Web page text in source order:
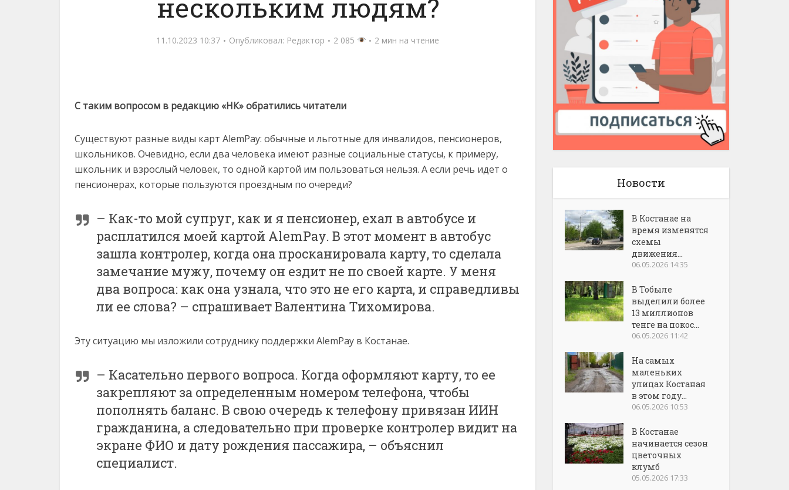
нескольким людям?
11.10.2023 10:37 Опубликовал: Редактор 2 085 2 мин на чтение
С таким вопросом в редакцию «НК» обратились читатели
Существуют разные виды карт AlemPay: обычные и льготные для инвалидов, пенсионеров,
школьников. Очевидно, если два человека имеют разные социальные статусы, к примеру,
школьник и взрослый человек, то одной картой им пользоваться нельзя. А если речь идет о
пенсионерах, которые пользуются проездным по очереди?
– Как-то мой супруг, как и я пенсионер, ехал в автобусе и
расплатился моей картой AlemPay. В этот момент в автобус
зашла контролер, когда она просканировала карту, то сделала
замечание мужу, почему он ездит не по своей карте. У меня
два вопроса: как она узнала, что это не его карта, и справедливы
ли ее слова? – спрашивает Валентина Тихомирова.
Эту ситуацию мы изложили сотруднику поддержки AlemPay в Костанае.
– Касательно первого вопроса. Когда оформляют карту, то ее
закрепляют за определенным номером телефона, чтобы
пополнять баланс. В свою очередь к телефону привязан ИИН
гражданина, а следовательно при проверке контролер видит на
экране ФИО и дату рождения пассажира, – объяснил
специалист.
Новости
В Костанае на
время изменятся
схемы
движения...
06.05.2026 14:35
В Тобыле
выделили более
13 миллионов
тенге на покос...
06.05.2026 11:42
На самых
маленьких
улицах Костаная
в этом году...
06.05.2026 10:53
В Костанае
начинается сезон
цветочных
клумб
05.05.2026 17:33